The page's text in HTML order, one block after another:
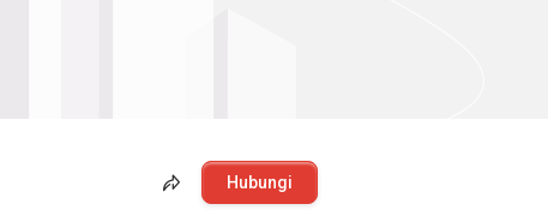
Hubungi